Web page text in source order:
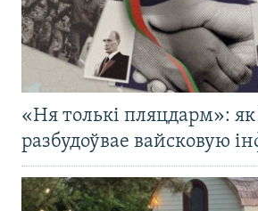
«Ня толькі пляцдарм»: як
разбудоўвае вайсковую